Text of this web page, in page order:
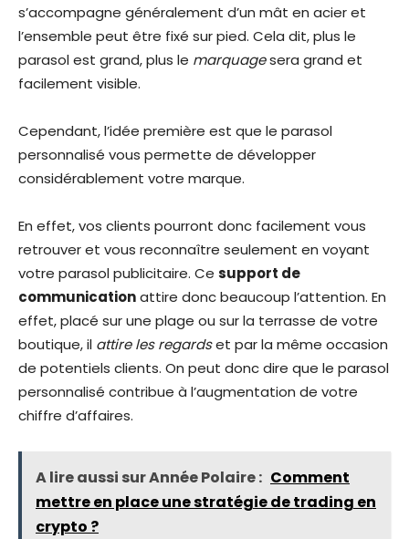
s’accompagne généralement d’un mât en acier et
l’ensemble peut être fixé sur pied. Cela dit, plus le
parasol est grand, plus le marquagesera grand et
facilement visible.
Cependant, l’idée première est que le parasol
personnalisé vous permette de développer
considérablement votre marque.
En effet, vos clients pourront donc facilement vous
retrouver et vous reconnaître seulement en voyant
votre parasol publicitaire. Ce support de
communicationattire donc beaucoup l’attention. En
effet, placé sur une plage ou sur la terrasse de votre
boutique, il attire les regardset par la même occasion
de potentiels clients. On peut donc dire que le parasol
personnalisé contribue à l’augmentation de votre
chiffre d’affaires.
A lire aussi sur Année Polaire : Comment
mettre en place une stratégie de trading en
crypto ?